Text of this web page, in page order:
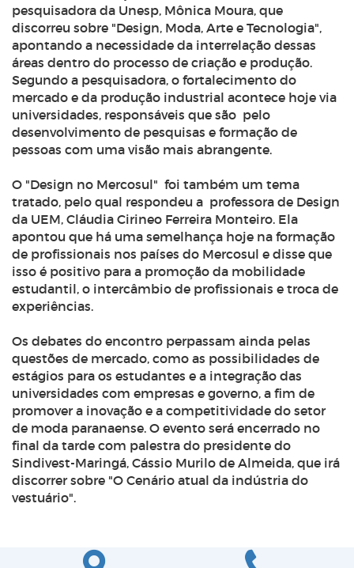
pesquisadora da Unesp, Mônica Moura, que
discorreu sobre "Design, Moda, Arte e Tecnologia",
apontando a necessidade da interrelação dessas
áreas dentro do processo de criação e produção.
Segundo a pesquisadora, o fortalecimento do
mercado e da produção industrial acontece hoje via
universidades, responsáveis que são pelo
desenvolvimento de pesquisas e formação de
pessoas com uma visão mais abrangente.
O "Design no Mercosul" foi também um tema
tratado, pelo qual respondeu a professora de Design
da UEM, Cláudia Cirineo Ferreira Monteiro. Ela
apontou que há uma semelhança hoje na formação
de profissionais nos países do Mercosul e disse que
isso é positivo para a promoção da mobilidade
estudantil, o intercâmbio de profissionais e troca de
experiências.
Os debates do encontro perpassam ainda pelas
questões de mercado, como as possibilidades de
estágios para os estudantes e a integração das
universidades com empresas e governo, a fim de
promover a inovação e a competitividade do setor
de moda paranaense. O evento será encerrado no
final da tarde com palestra do presidente do
Sindivest-Maringá, Cássio Murilo de Almeida, que irá
discorrer sobre "O Cenário atual da indústria do
vestuário".